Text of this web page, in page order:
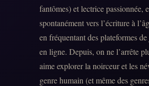
fantômes) et lectrice passionnée,
spontanément vers l’écriture à
en fréquentant des plateformes
en ligne. Depuis, on ne l’arrête
aime explorer la noirceur et les
genre humain (et même des